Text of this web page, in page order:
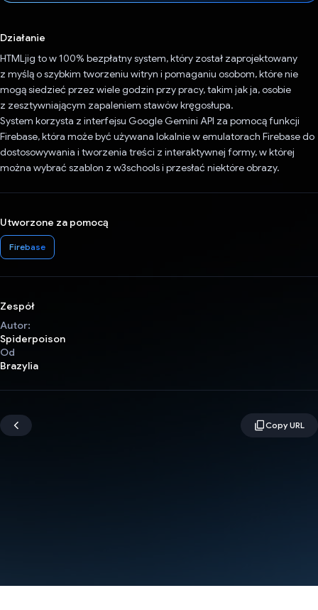
Działanie
HTMLjig to w 100% bezpłatny system, który został zaprojektowany
z myślą o szybkim tworzeniu witryn i pomaganiu osobom, które nie
mogą siedzieć przez wiele godzin przy pracy, takim jak ja, osobie
z zesztywniającym zapaleniem stawów kręgosłupa.
System korzysta z interfejsu Google Gemini API za pomocą funkcji
Firebase, która może być używana lokalnie w emulatorach Firebase do
dostosowywania i tworzenia treści z interaktywnej formy, w której
można wybrać szablon z w3schools i przesłać niektóre obrazy.
Utworzone za pomocą
Firebase
Zespół
Autor:
Spiderpoison
Od
Brazylia